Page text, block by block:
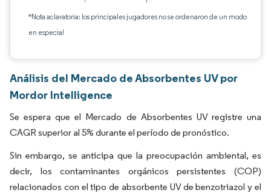
*Nota aclaratoria: los principales jugadores no se ordenaron de un modo
en especial
Análisis del Mercado de Absorbentes UV por
Mordor Intelligence
Se espera que el Mercado de Absorbentes UV registre una
CAGR superior al 5% durante el período de pronóstico.
Sin embargo, se anticipa que la preocupación ambiental, es
decir, los contaminantes orgánicos persistentes (COP)
relacionados con el tipo de absorbente UV de benzotriazol y el